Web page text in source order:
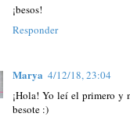
¡besos!
Responder
Marya 4/12/18, 23:04
¡Hola! Yo leí el primero y
besote :)